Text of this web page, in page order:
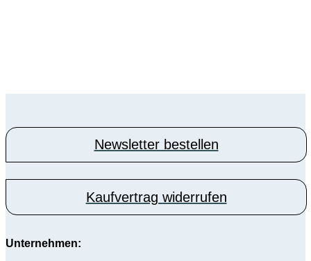
Unternehmen:
Newsletter bestellen
Kaufvertrag widerrufen